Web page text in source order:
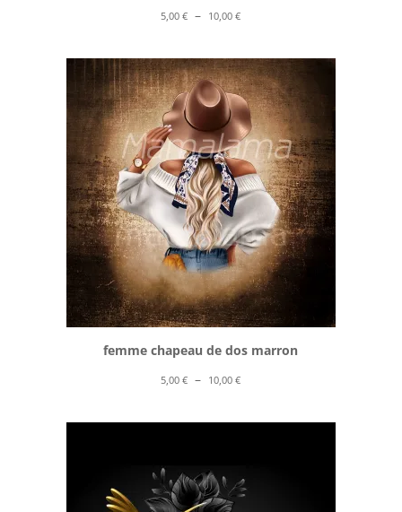
5,00€ – 10,00€Plage
prix :
5,00 €
à
10,00 €
femme chapeau de dos marron
5,00€ – 10,00€Plage
prix :
10,00 €